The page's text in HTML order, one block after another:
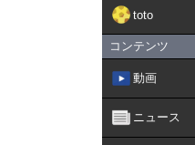
toto
コンテンツ
動画
ニュース